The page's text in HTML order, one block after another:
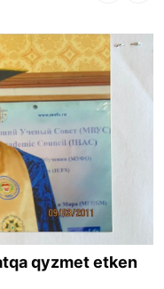
qyzmet etken